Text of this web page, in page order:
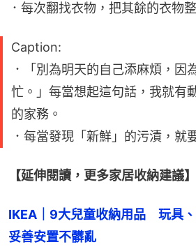
．每次翻找衣物，把其餘的衣物
Caption:
．「別為明天的自己添麻煩，因
忙。」每當想起這句話，我就有
的家務。
．每當發現「新鮮」的污漬，就
【延伸閱讀，更多家居收納建議】
IKEA｜9大兒童收納用品　玩具
妥善安置不髒亂